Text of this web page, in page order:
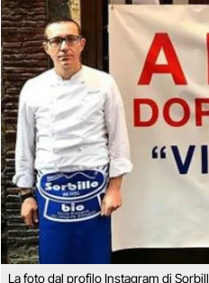
La foto dal profilo Instagram di